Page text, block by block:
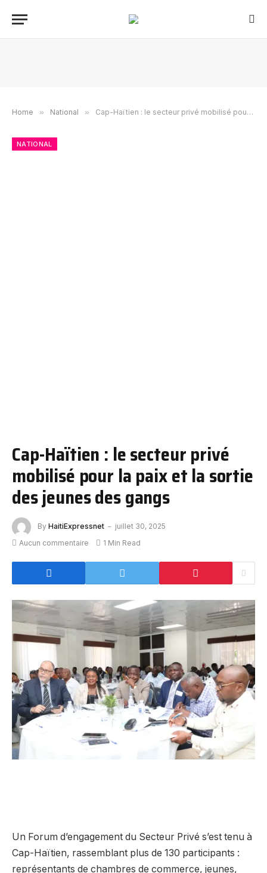
Home » National » Cap-Haïtien : le secteur privé mobilisé pour la paix et la sortie des jeunes des gangs
NATIONAL
Cap-Haïtien : le secteur privé
mobilisé pour la paix et la sortie
des jeunes des gangs
By HaitiExpressnet
juillet 30, 2025
Aucun commentaire
1 Min Read
Un Forum d’engagement du Secteur Privé s’est tenu à
Cap-Haïtien, rassemblant plus de 130 participants :
représentants de chambres de commerce, jeunes,